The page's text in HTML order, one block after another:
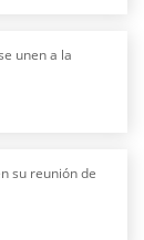
unen a la
su reunión de